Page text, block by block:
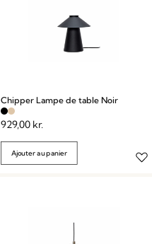
Chipper Lampe de table Noir
929,00 kr.
Ajouter au panier